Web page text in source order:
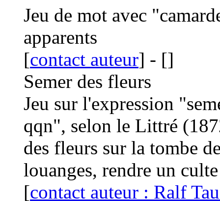
Jeu de mot avec
apparents
[contact auteur] - []
Semer des fleurs
Jeu sur l'expression
qqn", selon le Littré
des fleurs sur la tombe
louanges, rendre un
[contact auteur : Ralf